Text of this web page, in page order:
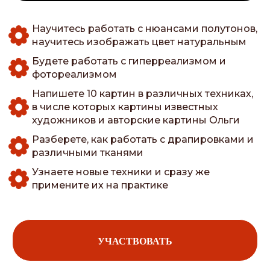
Научитесь работать с нюансами полутонов,
научитесь изображать цвет натуральным
Будете работать с гиперреализмом и
фотореализмом
Напишете 10 картин в различных техниках,
в числе которых картины известных
художников и авторские картины Ольги
Разберете, как работать с драпировками и
различными тканями
Узнаете новые техники и сразу же
примените их на практике
УЧАСТВОВАТЬ